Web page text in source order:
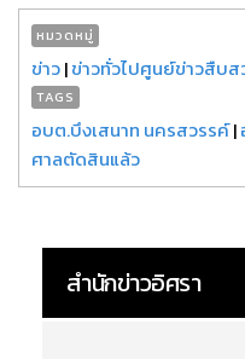
หมวดหมู่
ข่าว|ข่าวทั่วไปศูนย์ข่าวสืบส
TAGS
อบต.บึงเสนาท นครสวรรค์|
ศาลตัดสินแล้ว
สำนักข่าวอิศรา